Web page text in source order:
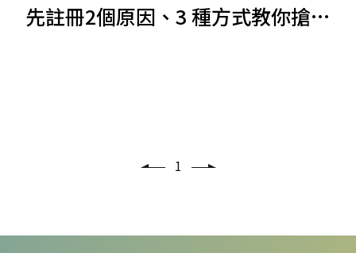
先註冊2個原因、3 種方式教你搶
1